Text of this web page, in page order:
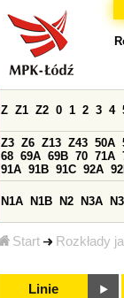
Start Rozkłady
Z Z1 Z2 0 1 2 3 4
Z3 Z6 Z13 Z43 50A
68 69A 69B 70 71A
91A 91B 91C 92A
N1A N1B N2 N3A
Linie